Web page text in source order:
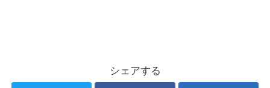
シェアする